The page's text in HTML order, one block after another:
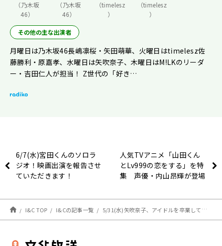
（乃木坂
46）
（乃木坂
46）
（timelesz
）
（timelesz
）
その他の主な出演者
月曜日は乃木坂46長嶋凛桜・矢田萌華、火曜日はtimelesz佐
藤勝利・原嘉孝、水曜日は矢吹奈子、木曜日はM!LKのリーダ
ー・吉田仁人が担当！ Z世代の「好き…
6/7(水)宮田くんのソロラ
ジオ！映画出演を報告させ
ていただきます！
人気TVアニメ「山田くん
とLv999の恋をする」を特
集 声優・内山昂輝が登場
待って、無理、しんど
い、、』6/3放送
I&C TOP I&Cの記事一覧 5/31(水)矢吹奈子、アイドルを卒業してから体力が落ちた！？【矢吹奈子のレコメン！】